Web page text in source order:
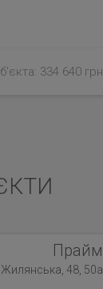
334 640 грн
Прайм
Жилянська, 48, 50а